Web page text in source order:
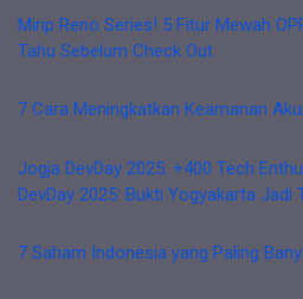
Mirip Reno Series! 5 Fitur Mewah
Tahu Sebelum Check Out
7 Cara Meningkatkan Keamanan
Jogja DevDay 2025: +400 Tech
DevDay 2025: Bukti Yogyakarta Jadi
7 Saham Indonesia yang Paling